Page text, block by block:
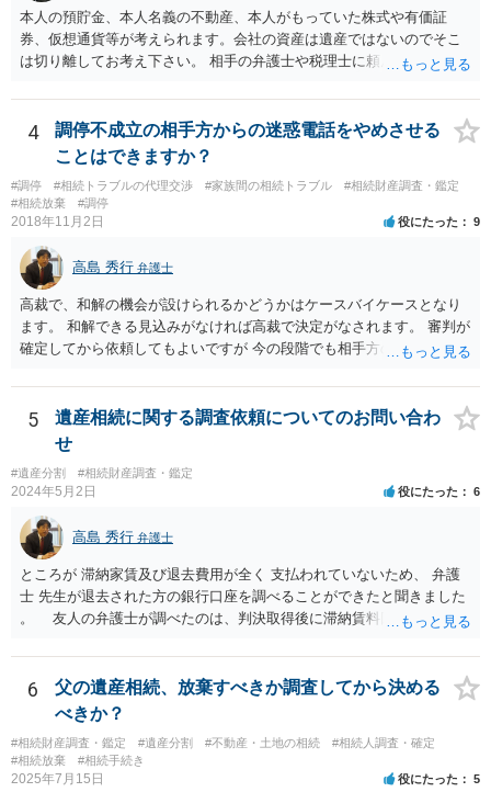
本人の預貯金、本人名義の不動産、本人がもっていた株式や有価証
券、仮想通貨等が考えられます。会社の資産は遺産ではないのでそこ
は切り離してお考え下さい。 相手の弁護士や税理士に頼んでも守秘義
意に開示を求め、応じなければ「調査嘱託」という手続きを使って銀
行等に照会をかけることになるでしょう。 不動産は、相続登記が済ん
でいなければ市役所ないし区役所に、お子様と義父様のつながりがわ
かる戸籍一式を揃えてもちこみ、「名寄せ」という手続きをすると、
分かると思います。遺産分割協議書の偽造等により既に相続登記され
てしまっている場合は、住所などに当たりをつけて登記名義を調べて
すが、現代では、各々が自由に価格設定をしていますので、特に相場
はお示しできません。ただし、かつて日本弁護士連合会が設けていた
報酬基準を踏まえて価格設定している弁護士は一定数いると思います
ので、それが一応の目安となるでしょう。
4
調停不成立の相手方からの迷惑電話をやめさせる
ことはできますか？
#調停 #相続トラブルの代理交渉 #家族間の相続トラブル
#相続財産調査・鑑定
#相続放棄
#調停
2018年11月2日 役にたった 9
高島 秀行 弁護士
高裁で、和解の機会が設けられるかどうかはケースバイケースとなり
ます。 和解できる見込みがなければ高裁で決定がなされます。 審判が
確定してから依頼してもよいですが 今の段階でも相手方の連絡が迷惑
5
遺産相続に関する調査依頼についてのお問い合わ
せ
#遺産分割 #相続財産調査・鑑定
2024年5月2日 役にたった 6
高島 秀行 弁護士
ところが 滞納家賃及び退去費用が全く 支払われていないため、 弁護
士 先生が退去された方の銀行口座を調べることができたと聞きました
。 友人の弁護士が調べたのは、判決取得後に滞納賃料回収のため
預金の入出金履歴を調べたわけではありません。 残念ながら、事案
や目的も異なりますし、開示の内容も異なります。
6
父の遺産相続、放棄すべきか調査してから決める
べきか？
#相続財産調査・鑑定 #遺産分割 #不動産・土地の相続
#相続人調査・確定
#相続放棄
#相続手続き
2025年7月15日 役にたった 5